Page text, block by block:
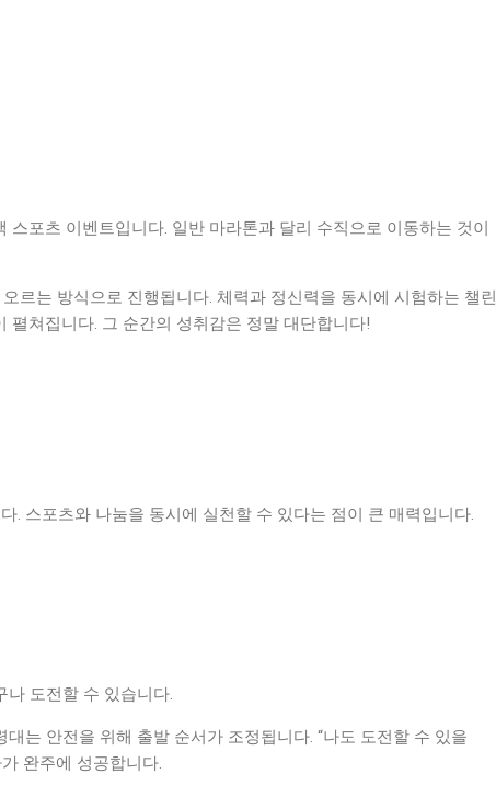
스포츠 이벤트입니다. 일반 마라톤과 달리 수직으로 이동하는 것이
르는 방식으로 진행됩니다. 체력과 정신력을 동시에 시험하는 챌린
펼쳐집니다. 그 순간의 성취감은 정말 대단합니다!
. 스포츠와 나눔을 동시에 실천할 수 있다는 점이 큰 매력입니다.
나 도전할 수 있습니다.
는 안전을 위해 출발 순서가 조정됩니다. “나도 도전할 수 있을
완주에 성공합니다.